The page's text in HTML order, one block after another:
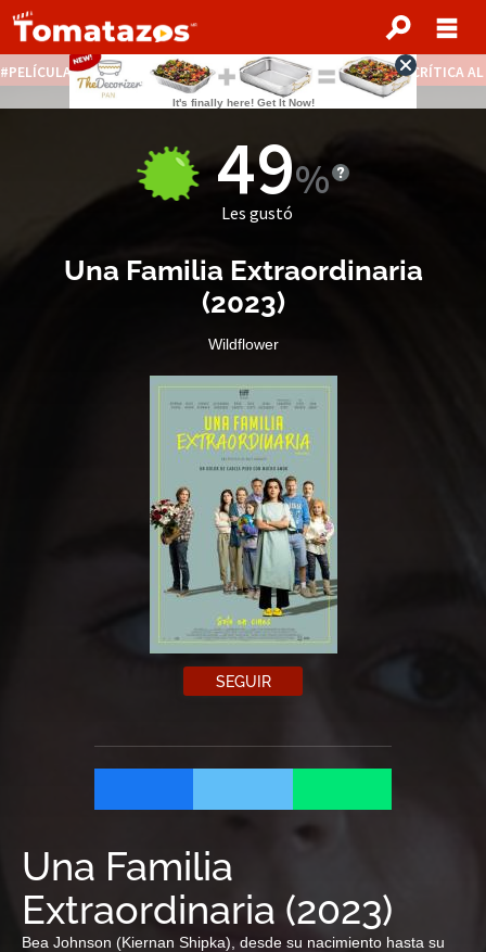
PELÍCULAS STREAMING GRATIS NOTICIAS DESTACADAS CRÍTICA
49
Les gustó
Una Familia Extraordinaria
(2023)
Wildflower
SEGUIR
Una Familia
Extraordinaria (2023)
Bea Johnson (Kiernan Shipka), desde su nacimiento hasta su